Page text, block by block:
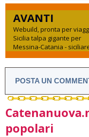
AVANTI
Webuild, pronta per
Sicilia talpa gigante per
Messina-Catania -
POSTA UN
popolari